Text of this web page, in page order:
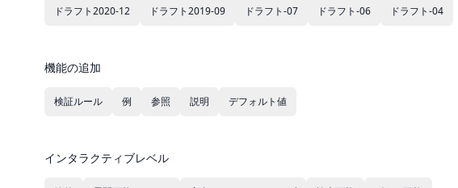
ドラフト2020-12 ドラフト2019-09 ドラフト-07 ドラフト-06 ドラフト-04
機能の追加
検証ルール 例 参照 説明 デフォルト値
インタラクティブレベル